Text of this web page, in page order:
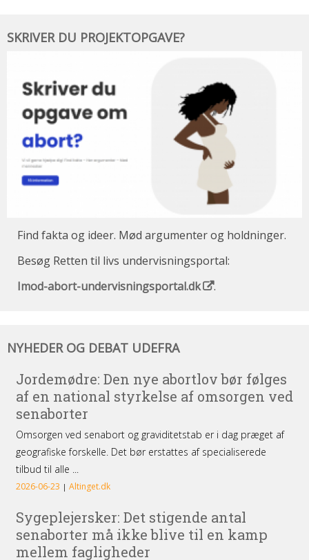
du
SKRIVER DU PROJEKTOPGAVE?
Find fakta og ideer. Mød argumenter og holdninger.
Besøg Retten til livs undervisningsportal:
Imod-abort-undervisningsportal.dk
.
og
udefra
NYHEDER OG DEBAT UDEFRA